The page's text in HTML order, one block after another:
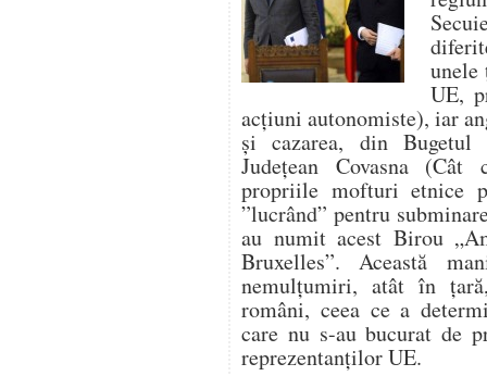
unele
UE,
acţiuni autonomiste), iar
şi cazarea, din
Judeţean Covasna
propriile mofturi etnice
”lucrând” pentru
au numit acest Birou
Bruxelles”. Această
nemulţumiri, atât în
români, ceea ce a
care nu s-au bucurat de
reprezentanţilor UE.